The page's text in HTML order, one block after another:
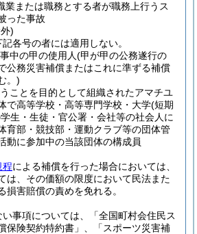
業または職務とする者が職務上行うス
った事故
)
記各号の者には適用しない。
中の甲の使用人(甲が甲の公務遂行の
公務災害補償またはこれに準ずる補償
。)
ことを目的として組織されたアマチユ
で高等学校・高等専門学校・大学(短期
生・生徒・官公署・会社等の社会人に
育部・競技部・運動クラブ等の団体管
動に参加中の当該団体の構成員
程による補償を行った場合においては、
は、その価額の限度において民法また
損害賠償の責めを免れる。
い事項については、「全国町村会住民ス
保険契約特約書」、「スポーツ災害補